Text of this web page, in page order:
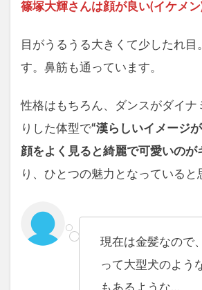
篠塚大輝さんは顔が良い(イケメン
目がうるうる大きくて少したれ目
す。鼻筋も通っています。
性格はもちろん、ダンスがダイナ
りした体型で“漢らしいイメージ
顔をよく見ると綺麗で可愛いのが
り、ひとつの魅力となっていると
現在は金髪なので
って大型犬のよう
もあるような…。